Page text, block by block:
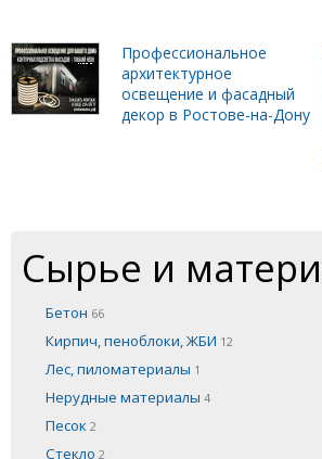
Профессиональное
архитектурное
освещение и фасадный
декор в Ростове-на-Дону
Сырье и
Бетон 66
Кирпич, пеноблоки, ЖБИ 12
Лес, пиломатериалы 1
Нерудные материалы 4
Песок 2
Стекло 2